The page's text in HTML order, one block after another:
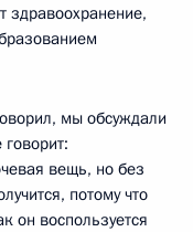
здравоохранение,
мы обсуждали
вещь, но без
потому что
он воспользуется